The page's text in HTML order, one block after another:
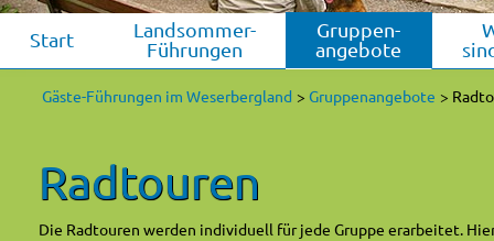
Start
Landsommer-
Führungen
Gruppen-
angebote
Gäste-Führungen im Weserbergland Gruppenangebote
Radtouren
Die Radtouren werden individuell für jede Gruppe erarbeitet.